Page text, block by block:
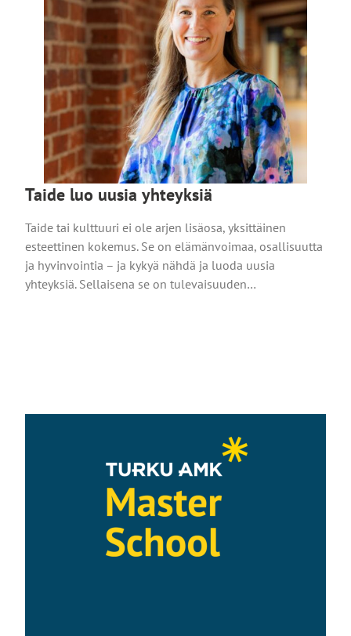
Taide luo uusia yhteyksiä
Taide tai kulttuuri ei ole arjen lisäosa, yksittäinen
esteettinen kokemus. Se on elämänvoimaa, osallisuutta
ja hyvinvointia – ja kykyä nähdä ja luoda uusia
yhteyksiä. Sellaisena se on tulevaisuuden…